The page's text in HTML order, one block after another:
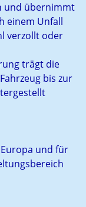
und übernimmt
einem Unfall
verzollt oder
trägt die
bis zur
und für